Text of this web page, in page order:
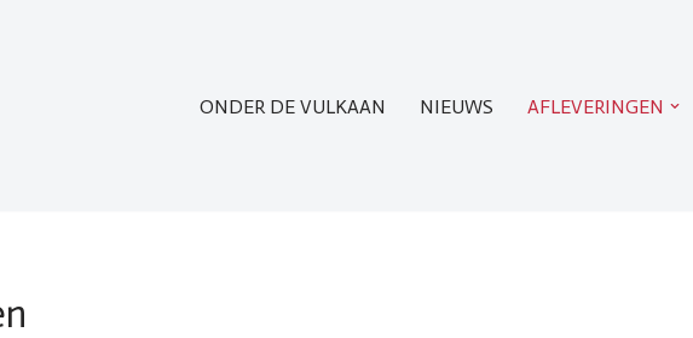
ONDER DE VULKAAN NIEUWS AFLEVERINGEN